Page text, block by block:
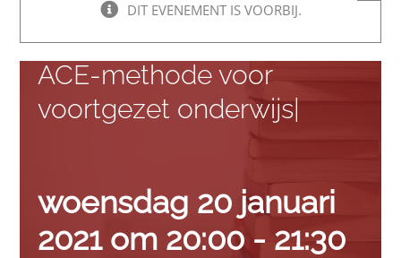
DIT EVENEMENT IS VOORBIJ.
Online TOV avond |thema:
ACE-methode voor
voortgezet onderwijs|
woensdag 20 januari
2021 om 20:00 - 21:30